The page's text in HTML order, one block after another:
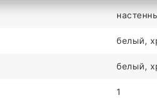
белый,
белый,
1